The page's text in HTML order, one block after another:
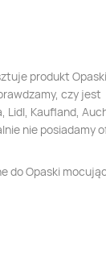
produkt Opaski
czy jest
Kaufland,
nie posiadamy
do Opaski